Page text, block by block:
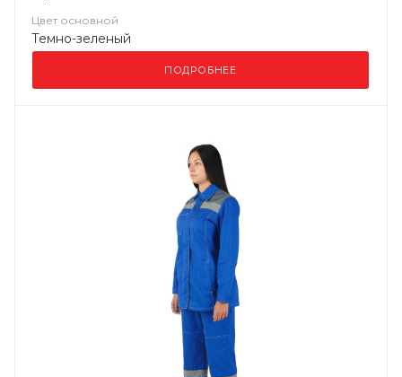
Цвет основной
Темно-зеленый
ПОДРОБНЕЕ